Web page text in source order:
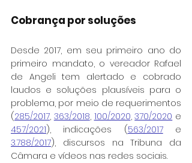
Cobrança por soluções
Desde 2017, em seu primeiro ano do
primeiro mandato, o vereador Rafael
de Angeli tem alertado e cobrado
laudos e soluções plausíveis para o
problema, por meio de requerimentos
(285/2017, 363/2018, 100/2020, 370/2020
457/2021), indicações (563/2017
3.788/2017), discursos na Tribuna da
Câmara e vídeos nas redes sociais.